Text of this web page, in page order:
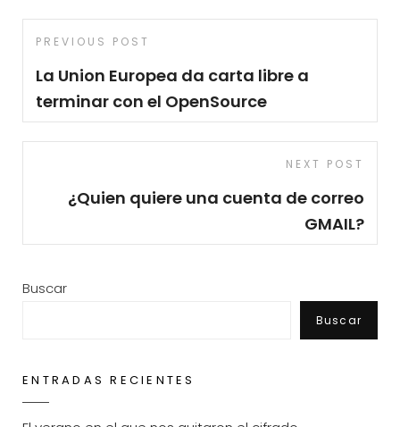
Navegación
de
entradas
Previous
Post
PREVIOUS POST
La Union Europea da carta libre a
terminar con el OpenSource
NEXT POST
¿Quien quiere una cuenta de correo
GMAIL?
Buscar
Buscar
ENTRADAS RECIENTES